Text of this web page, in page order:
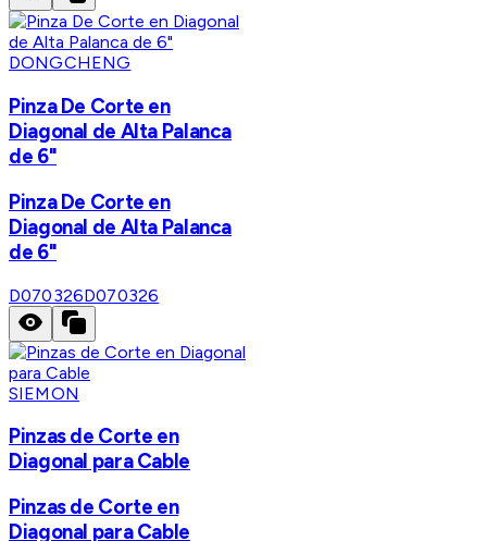
DONGCHENG
Pinza De Corte en
Diagonal de Alta Palanca
de 6"
Pinza De Corte en
Diagonal de Alta Palanca
de 6"
D070326D070326
SIEMON
Pinzas de Corte en
Diagonal para Cable
Pinzas de Corte en
Diagonal para Cable